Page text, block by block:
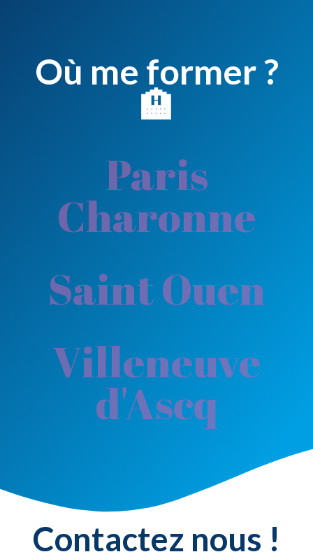
Où me former ?
🏨
Paris
Charonne
Saint Ouen
Villeneuve
d'Ascq
Contactez nous !